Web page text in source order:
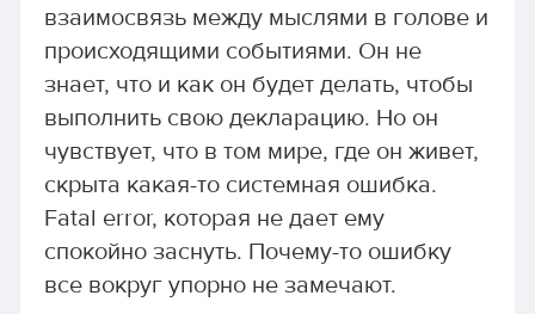
взаимосвязь между мыслями в голове и
происходящими событиями. Он не
знает, что и как он будет делать, чтобы
выполнить свою декларацию. Но он
чувствует, что в том мире, где он живет,
скрыта какая-то системная ошибка.
Fatal error, которая не дает ему
спокойно заснуть. Почему-то ошибку
все вокруг упорно не замечают.